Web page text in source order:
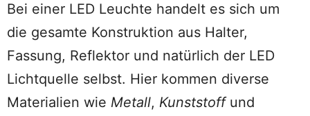
Bei einer LED Leuchte handelt es sich um
die gesamte Konstruktion aus Halter,
Fassung, Reflektor und natürlich der LED
Lichtquelle selbst. Hier kommen diverse
Materialien wie Metall, Kunststoffund